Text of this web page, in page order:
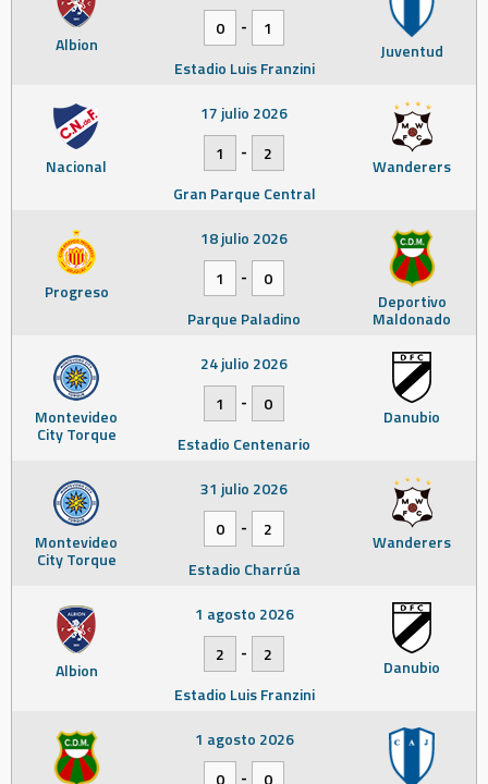
Albion Juventud
0
-
1
Estadio Luis Franzini
Nacional Wanderers
17 julio 2026
1
-
2
Gran Parque Central
Progreso Deportivo
Maldonado
18 julio 2026
1
-
0
Parque Paladino
Montevideo
City Torque
Danubio
24 julio 2026
1
-
0
Estadio Centenario
Montevideo
City Torque
Wanderers
31 julio 2026
0
-
2
Estadio Charrúa
Albion Danubio
1 agosto 2026
2
-
2
Estadio Luis Franzini
1 agosto 2026
0
- 0